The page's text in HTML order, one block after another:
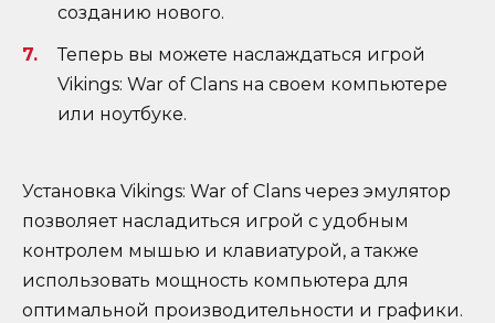
созданию нового.
Теперь вы можете наслаждаться игрой
Vikings: War of Clans на своем компьютере
или ноутбуке.
Установка Vikings: War of Clans через эмулятор
позволяет насладиться игрой с удобным
контролем мышью и клавиатурой, а также
использовать мощность компьютера для
оптимальной производительности и графики.